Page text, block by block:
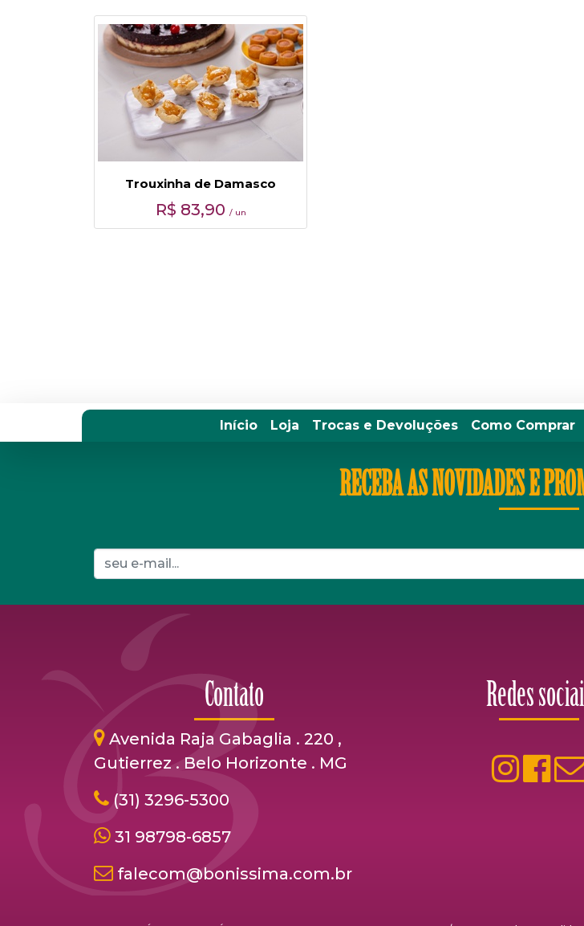
Trouxinha de Damasco
R$ 83,90 / un
Início Loja Trocas e Devoluções Como Comprar
RECEBA AS NOVIDADES E
Contato
Avenida Raja Gabaglia . 220 ,
Gutierrez . Belo Horizonte . MG
(31) 3296-5300
31 98798-6857
falecom@bonissima.com.br
Redes